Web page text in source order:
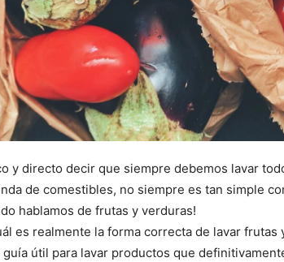
y directo decir que siempre debemos lavar
de comestibles, no siempre es tan simple
hablamos de frutas y verduras!
es realmente la forma correcta de lavar frutas
útil para lavar productos que